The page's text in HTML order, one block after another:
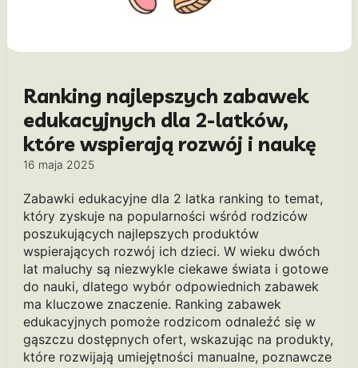
Ranking najlepszych zabawek
edukacyjnych dla 2-latków,
które wspierają rozwój i naukę
16 maja 2025
Zabawki edukacyjne dla 2 latka ranking to temat,
który zyskuje na popularności wśród rodziców
poszukujących najlepszych produktów
wspierających rozwój ich dzieci. W wieku dwóch
lat maluchy są niezwykle ciekawe świata i gotowe
do nauki, dlatego wybór odpowiednich zabawek
ma kluczowe znaczenie. Ranking zabawek
edukacyjnych pomoże rodzicom odnaleźć się w
gąszczu dostępnych ofert, wskazując na produkty,
które rozwijają umiejętności manualne, poznawcze